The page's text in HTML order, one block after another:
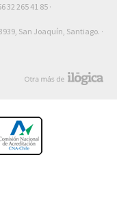
32 265 41 85 ·
San Joaquín, Santiago. ·